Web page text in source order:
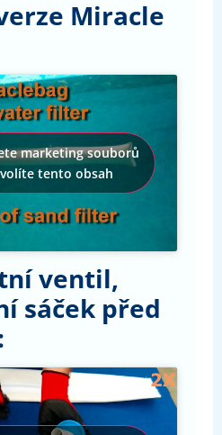
Miracle
marketing souborů
tento obsah
ventil,
sáček před